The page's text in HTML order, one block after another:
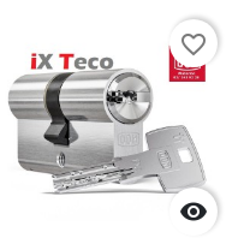

favorite_border